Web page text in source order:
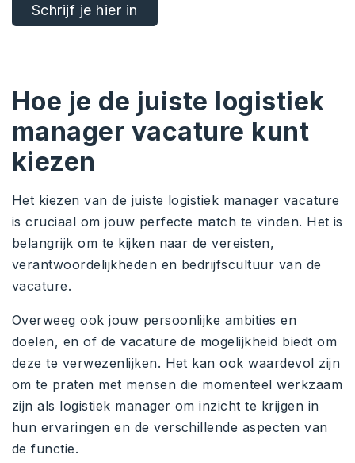
Schrijf je hier in
Hoe je de juiste logistiek
manager vacature kunt
kiezen
Het kiezen van de juiste logistiek manager vacature
is cruciaal om jouw perfecte match te vinden. Het is
belangrijk om te kijken naar de vereisten,
verantwoordelijkheden en bedrijfscultuur van de
vacature.
Overweeg ook jouw persoonlijke ambities en
doelen, en of de vacature de mogelijkheid biedt om
deze te verwezenlijken. Het kan ook waardevol zijn
om te praten met mensen die momenteel werkzaam
zijn als logistiek manager om inzicht te krijgen in
hun ervaringen en de verschillende aspecten van
de functie.